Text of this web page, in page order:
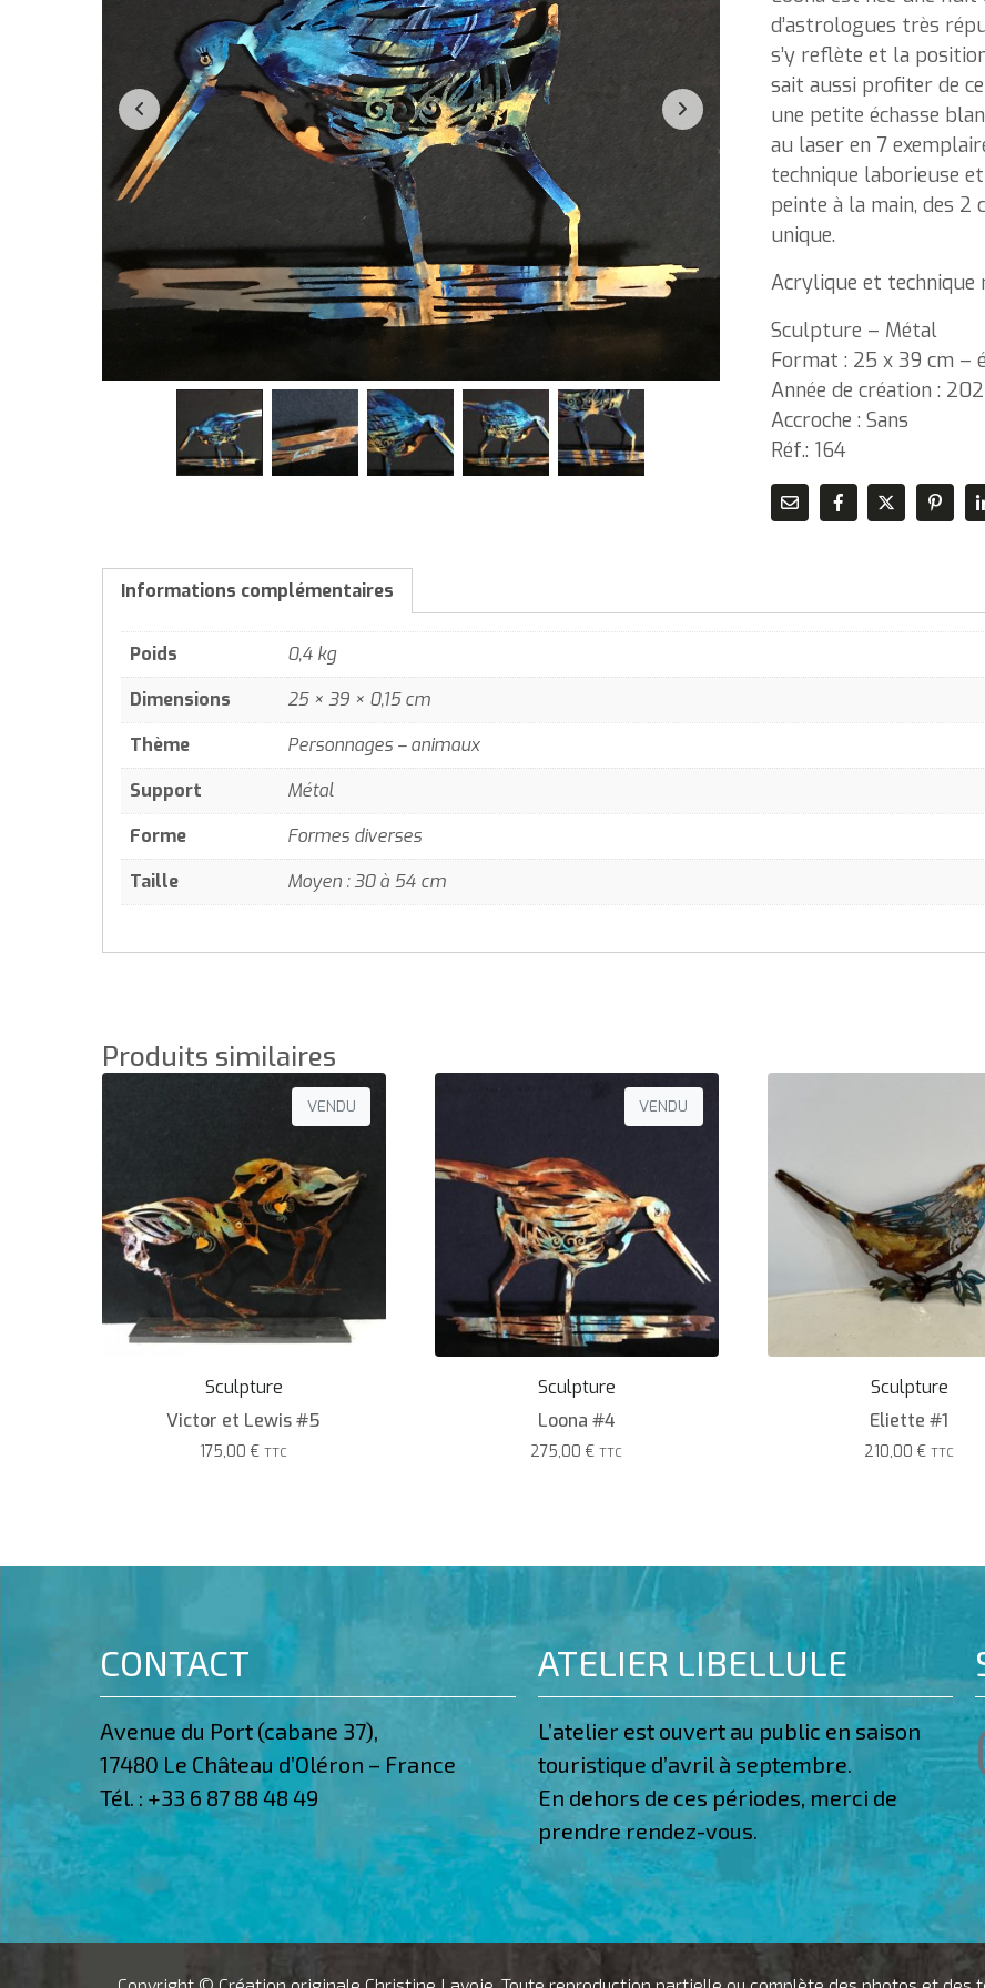
d’astrologues très
s’y reflète et la
sait aussi profiter de
une petite échasse
au laser en 7
technique laborieuse
peinte à la main, des 2
unique.
Acrylique et technique
Sculpture – Métal
Format : 25 x 39 cm –
Année de création :
Accroche : Sans
Réf.: 164
Informations complémentaires
Poids
0,4 kg
Dimensions
25 × 39 × 0,15 cm
Thème
Personnages – animaux
Support
Métal
Forme
Formes diverses
Taille
Moyen : 30 à 54 cm
Produits similaires
VENDU
Sculpture
Victor et Lewis #5
175,00€ TTC
VENDU
Sculpture
Loona #4
275,00€ TTC
Sculpture
Eliette #1
210,00€ TTC
CONTACT
Avenue du Port (cabane 37),
17480 Le Château d’Oléron – France
Tél. : +33 6 87 88 48 49
ATELIER LIBELLULE
L’atelier est ouvert au public en saison
touristique d’avril à septembre.
En dehors de ces périodes, merci de
prendre rendez-vous.